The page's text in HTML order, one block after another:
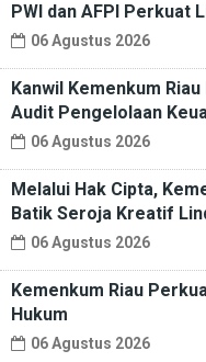
PWI dan AFPI Perkuat
06 Agustus 2026
Kanwil Kemenkum
Audit Pengelolaan
06 Agustus 2026
Melalui Hak Cipta,
Batik Seroja Kreatif
06 Agustus 2026
Kemenkum Riau
Hukum
06 Agustus 2026